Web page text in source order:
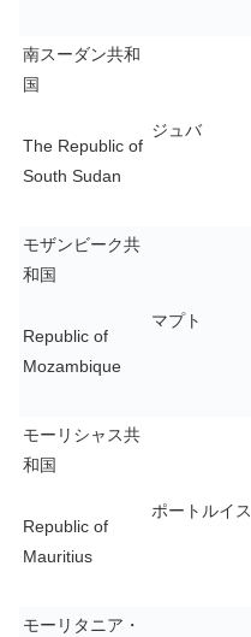
南スーダン共和
国
The Republic of
South Sudan
ジュバ
モザンビーク共
和国
Republic of
Mozambique
マプト
モーリシャス共
和国
Republic of
Mauritius
ポートルイス
モーリタニア・